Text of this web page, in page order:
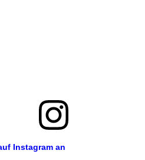
Instagram an